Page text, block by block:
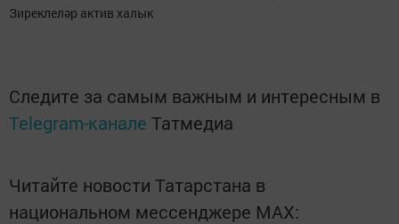
Зиреклеләр актив халык
Следите за самым важным и интересным в
Telegram-канале Татмедиа
Читайте новости Татарстана в
национальном мессенджере MАХ: